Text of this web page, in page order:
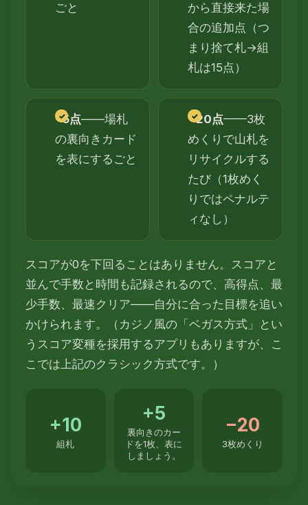
ごと
から直接来た場
合の追加点（つ
まり捨て札→組
札は15点）
+5点——場札
の裏向きカード
を表にするごと
−20点——3枚
めくりで山札を
リサイクルする
たび（1枚めく
りではペナルテ
ィなし）
スコアが0を下回ることはありません。スコアと
並んで手数と時間も記録されるので、高得点、最
少手数、最速クリア——自分に合った目標を追い
かけられます。（カジノ風の「ベガス方式」とい
うスコア変種を採用するアプリもありますが、こ
こでは上記のクラシック方式です。）
+10
組札
+5
裏向きのカー
ドを1枚、表に
しましょう。
−20
3枚めくり